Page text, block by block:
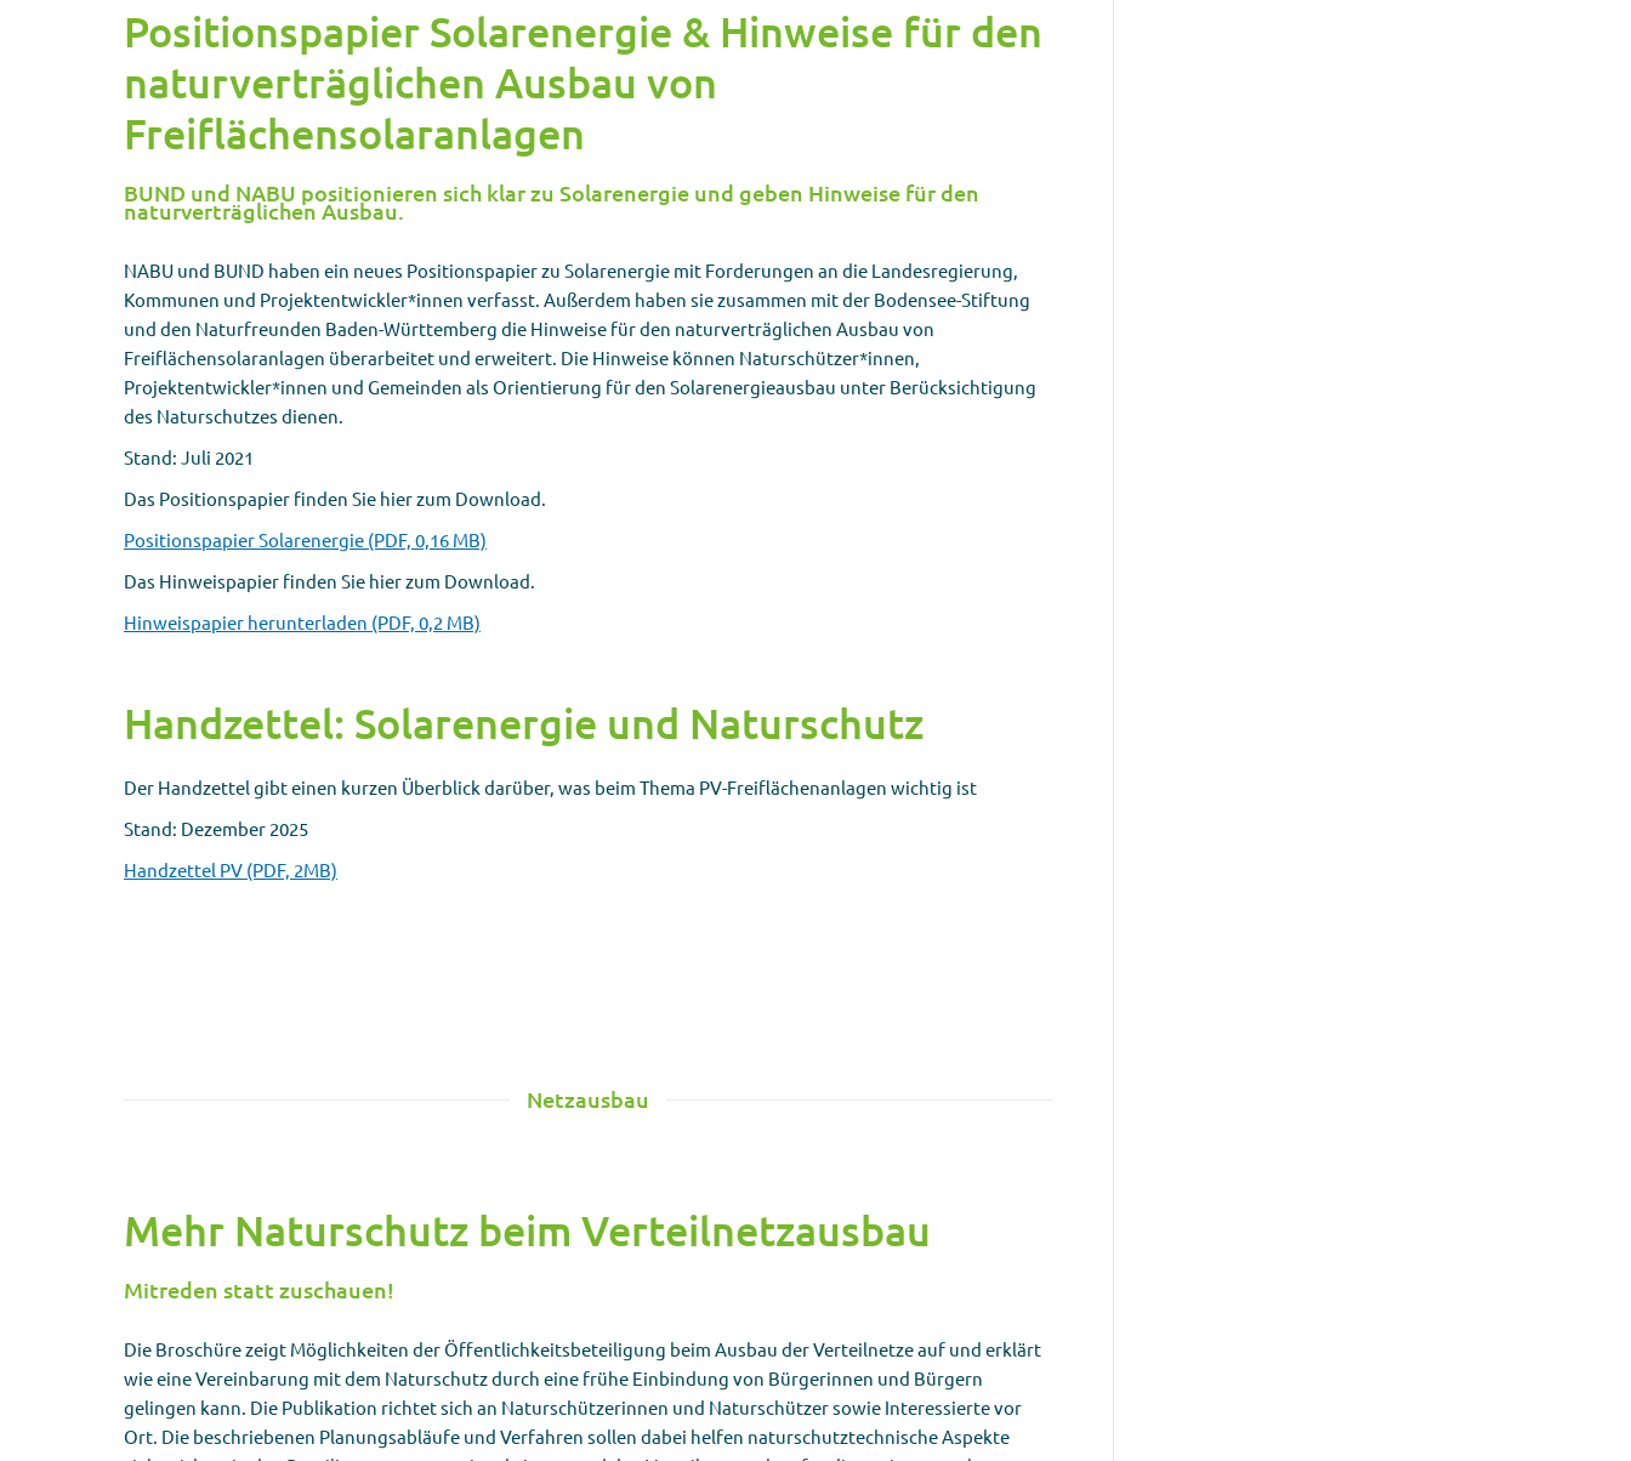
Positionspapier Solarenergie & Hinweise für den
naturverträglichen Ausbau von
Freiflächensolaranlagen
BUND und NABU positionieren sich klar zu Solarenergie und geben Hinweise für den
naturverträglichen Ausbau.
NABU und BUND haben ein neues Positionspapier zu Solarenergie mit Forderungen an die Landesregierung,
Kommunen und Projektentwickler*innen verfasst. Außerdem haben sie zusammen mit der Bodensee-Stiftung
und den Naturfreunden Baden-Württemberg die Hinweise für den naturverträglichen Ausbau von
Freiflächensolaranlagen überarbeitet und erweitert. Die Hinweise können Naturschützer*innen,
Projektentwickler*innen und Gemeinden als Orientierung für den Solarenergieausbau unter Berücksichtigung
des Naturschutzes dienen.
Stand: Juli 2021
Das Positionspapier finden Sie hier zum Download.
Positionspapier Solarenergie (PDF, 0,16 MB)
Das Hinweispapier finden Sie hier zum Download.
Hinweispapier herunterladen (PDF, 0,2 MB)
Handzettel: Solarenergie und Naturschutz
Der Handzettel gibt einen kurzen Überblick darüber, was beim Thema PV-Freiflächenanlagen wichtig ist
Stand: Dezember 2025
Handzettel PV (PDF, 2MB)
Netzausbau
Mehr Naturschutz beim Verteilnetzausbau
Mitreden statt zuschauen!
Die Broschüre zeigt Möglichkeiten der Öffentlichkeitsbeteiligung beim Ausbau der Verteilnetze auf und erklärt
wie eine Vereinbarung mit dem Naturschutz durch eine frühe Einbindung von Bürgerinnen und Bürgern
gelingen kann. Die Publikation richtet sich an Naturschützerinnen und Naturschützer sowie Interessierte vor
Ort. Die beschriebenen Planungsabläufe und Verfahren sollen dabei helfen naturschutztechnische Aspekte